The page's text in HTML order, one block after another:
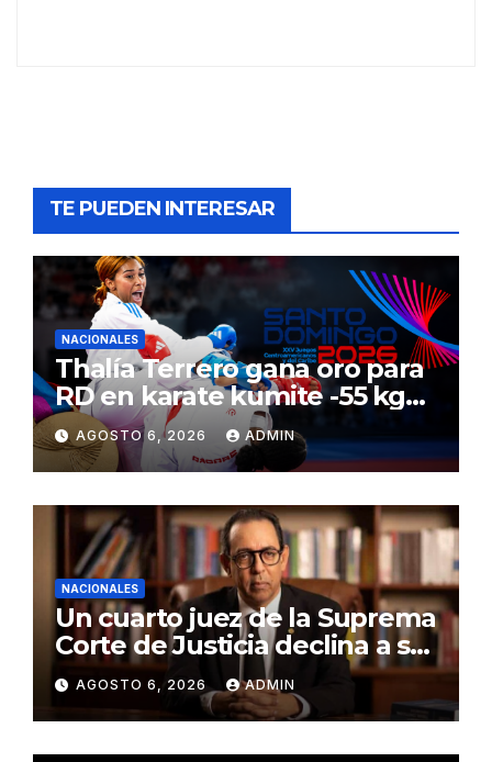
NACIONALES
Thalía Terrero gana oro para
RD en karate kumite -55 kg
en Santo Domingo 2026
AGOSTO 6, 2026 ADMIN